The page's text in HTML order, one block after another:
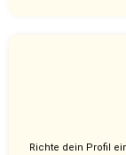
Richte dein Profil